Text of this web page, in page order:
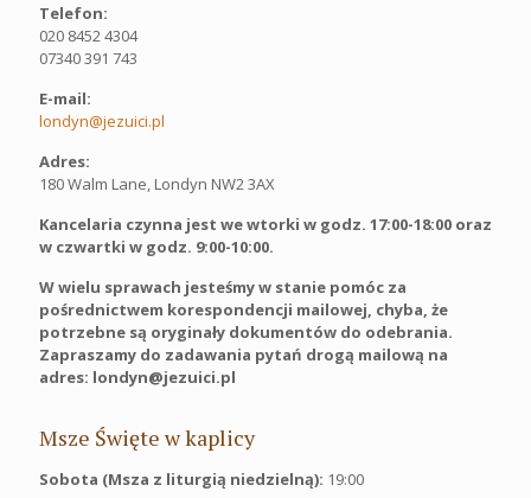
Telefon:
020 8452 4304
07340 391 743
E-mail:
londyn@jezuici.pl
Adres:
180 Walm Lane, Londyn NW2 3AX
Kancelaria czynna jest we wtorki w godz. 17:00-18:00 oraz
w czwartki w godz. 9:00-10:00.
W wielu sprawach jesteśmy w stanie pomóc za
pośrednictwem korespondencji mailowej, chyba, że
potrzebne są oryginały dokumentów do odebrania.
Zapraszamy do zadawania pytań drogą mailową na
adres: londyn@jezuici.pl
Msze Święte w kaplicy
Sobota (Msza z liturgią niedzielną): 19:00